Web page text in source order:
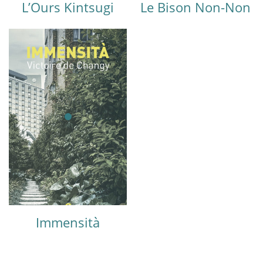
L’Ours Kintsugi Le Bison Non-Non
Immensità